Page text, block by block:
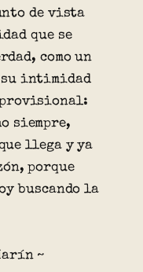
de vista
que se
como un
su intimidad
provisional:
siempre,
llega y ya
porque
buscando la
~